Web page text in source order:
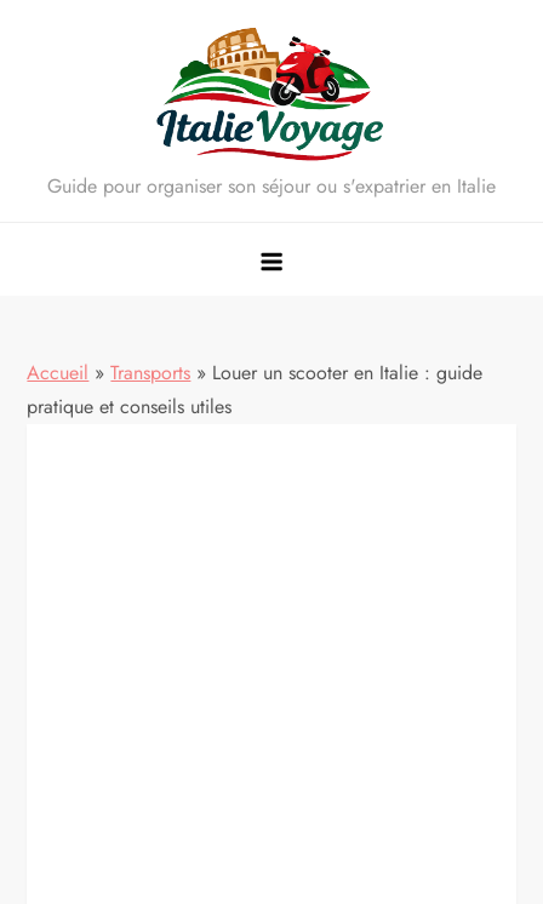
Guide pour organiser son séjour ou s'expatrier en Italie
Accueil » Transports » Louer un scooter en Italie : guide
pratique et conseils utiles